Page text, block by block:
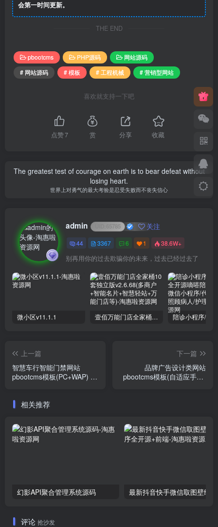
会第一时间更新。
THE END
pbootcms PHP源码
网站源码
# 网站源码
# 模板 # 工程机械 # 营销型网站
喜欢就支持一下吧
点赞7 赏 分享 收藏
The greatest test of courage on earth is to bear defeat without
losing heart.
世界上对勇气的最大考验是忍受失败而不丧失信心
admin 65785 关注
44 3367 6 1 38.6W+
别再用你的过去欺骗你的未来，过去已经过去了
微小区v11.1.1 壹佰万能门店全家桶10套独立版v2.6.68(​多商户+智能名片+智慧轻站+万能门店等)
上一篇
智慧车行智能门禁网站
pbootcms模板(PC+WAP) 智
下一篇
品牌广告设计类网站
pbootcms模板(自适应手机)
相关推荐
幻影API聚合管理系统源码
评论 抢沙发